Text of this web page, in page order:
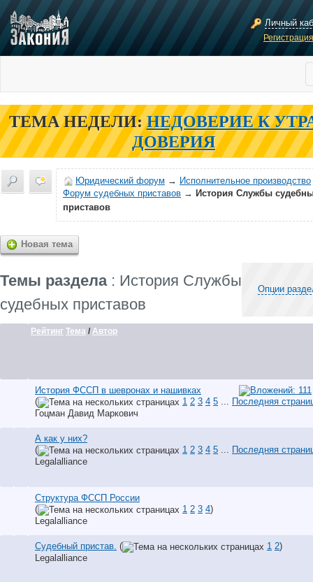
Личный
ТЕМА НЕДЕЛИ: НЕДОВЕРИЕ К
ДОВЕРИЯ
Юридический форум → Исполнительное производство
Форум судебных приставов → История Службы
приставов
Новая тема
Темы раздела: История Службы
судебных приставов
Опции
Рейтинг Тема / Автор
История ФССП в шевронах и нашивках
(
1 2 3 4 5 ... Последняя
Гоцман Давид Маркович
А как у них?
(
1 2 3 4 5 ... Последняя
Legalalliance
Структура ФССП России
(
1 2 3 4)
Legalalliance
Судебный пристав. ( 1 2)
Legalalliance